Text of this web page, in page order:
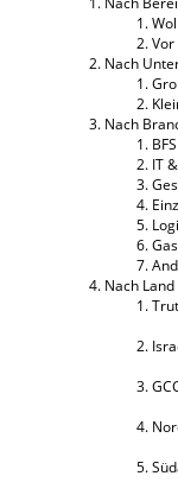
Nach
Nach
IT
Nach Land